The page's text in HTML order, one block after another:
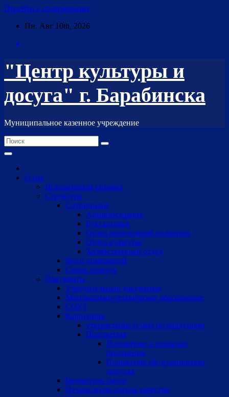
Перейти к содержимому
Пн. Авг 10th, 2026
"Центр культуры и
досуга" г. Барабинска
Муниципальное казенное учреждение
О нас
Историческая справка
Структура
Сотрудники
Администрация
Бухгалтерия
Отдел молодежной политики
Отдел культуры
Хозяйственный отдел
Фото помещений
Схема проезда
Документы
Учредительные документы
Материально-техническое обеспечение
СОУТ
Коррупция
утверждение плана по коррупции
Положения
Положение о правилах
посещения
Положение об ограничении
допуска
Бюджетная смета
Независимая оценка качества